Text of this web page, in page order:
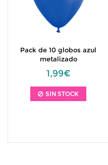
Pack de 10 globos azul
metalizado
1,99€
SIN STOCK